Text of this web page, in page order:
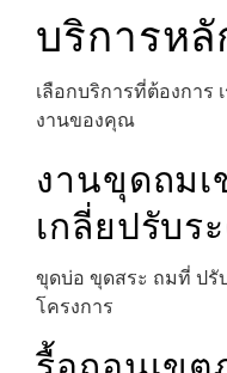
บริการหลั
เลือกบริการที่ต้องการ
งานของคุณ
งานขุดถม
เกลี่ยปรับร
ขุดบ่อ ขุดสระ ถมที่ ปรั
โครงการ